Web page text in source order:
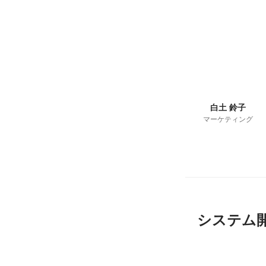
白土 鈴子
マーケティング
システム